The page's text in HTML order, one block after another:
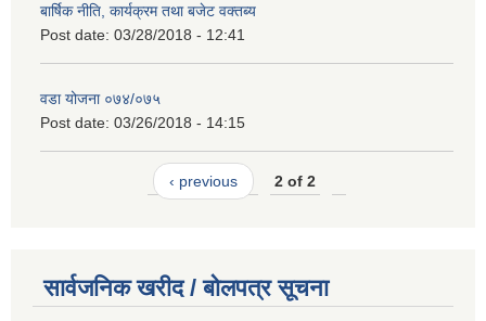
बार्षिक नीति, कार्यक्रम तथा बजेट वक्तब्य
Post date: 03/28/2018 - 12:41
वडा योजना ०७४/०७५
Post date: 03/26/2018 - 14:15
‹ previous 2 of 2
सार्वजनिक खरीद / बोलपत्र सूचना